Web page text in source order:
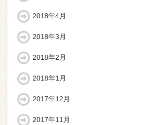
2018年4月
2018年3月
2018年2月
2018年1月
2017年12月
2017年11月